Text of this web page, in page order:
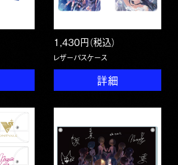
1,430円（税込）
レザーパスケース
詳細